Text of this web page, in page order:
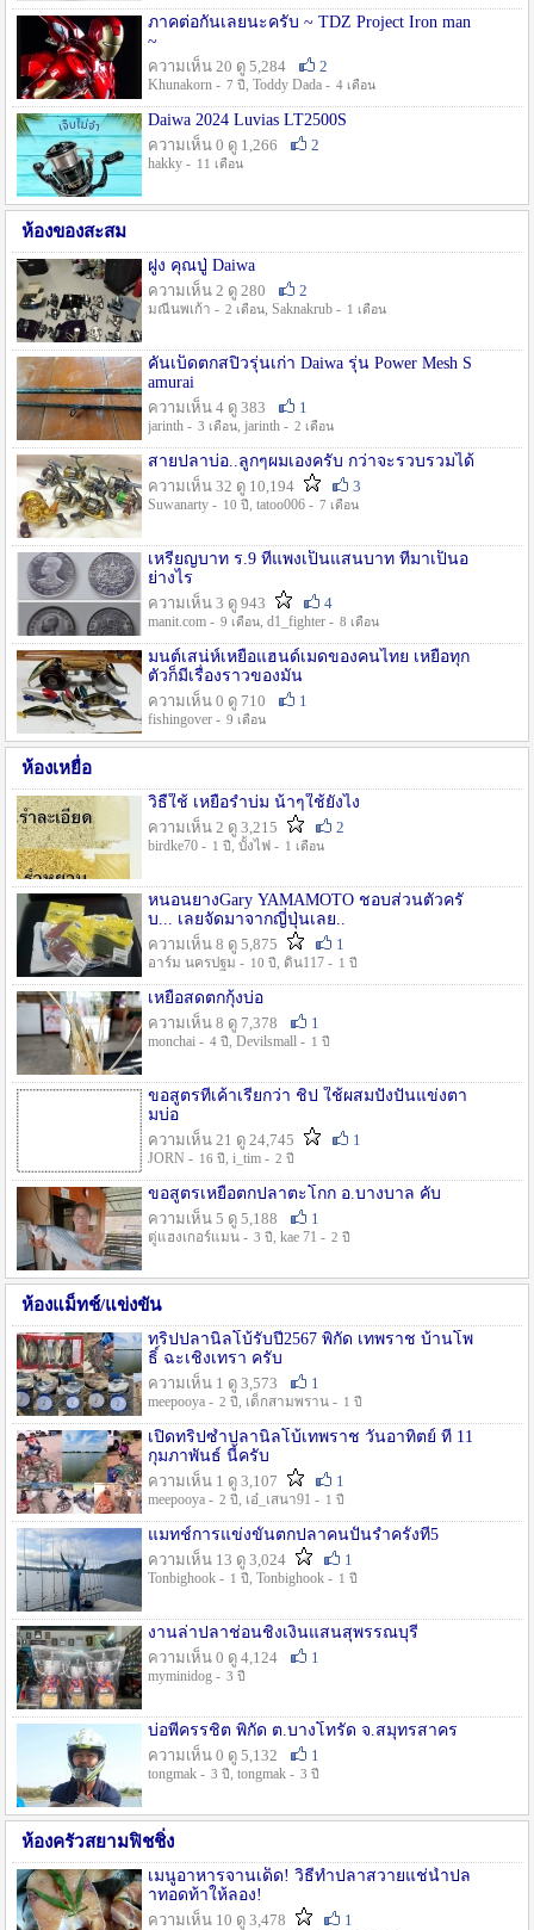
ภาคต่อกันเลยนะครับ ~ TDZ Project Iron man
~
ความเห็น 20 ดู 5,284
2
Khunakorn - 7 ปี , Toddy Dada - 4 เดือน
Daiwa 2024 Luvias LT2500S
ความเห็น 0 ดู 1,266
2
hakky - 11 เดือน
ห้องของสะสม
ฝูง คุณปู่ Daiwa
ความเห็น 2 ดู 280
2
มณีนพเก้า - 2 เดือน, Saknakrub - 1 เดือน
คันเบ็ดตกสปิ๋วรุ่นเก่า Daiwa รุ่น Power Mesh S
amurai
ความเห็น 4 ดู 383
1
jarinth - 3 เดือน, jarinth - 2 เดือน
สายปลาบ่อ..ลูกๆผมเองครับ กว่าจะรวบรวมได้
ความเห็น 32 ดู 10,194
3
Suwanarty - 10 ปี , tatoo006 - 7 เดือน
เหรียญบาท ร.9 ที่แพงเป็นแสนบาท ที่มาเป็นอ
ย่างไร
ความเห็น 3 ดู 943
4
manit.com - 9 เดือน, d1_fighter - 8 เดือน
มนต์เสน่ห์เหยื่อแฮนด์เมดของคนไทย เหยื่อทุก
ตัวก็มีเรื่องราวของมัน
ความเห็น 0 ดู 710
1
fishingover - 9 เดือน
ห้องเหยื่อ
วิธืใช้ เหยื่อรำบ่ม น้าๆใช้ยังไง
ความเห็น 2 ดู 3,215
2
birdke70 - 1 ปี , บั้งไฟ - 1 เดือน
หนอนยางGary YAMAMOTO ชอบส่วนตัวครั
บ... เลยจัดมาจากญี่ปุ่นเลย..
ความเห็น 8 ดู 5,875
1
อาร์ม นครปฐม - 10 ปี , ดิน117 - 1 ปี
เหยื่อสดตกกุ้งบ่อ
ความเห็น 8 ดู 7,378
1
monchai - 4 ปี , Devilsmall - 1 ปี
ขอสูตรที่เค้าเรียกว่า ชิป ใช้ผสมปังปั่นแข่งตา
มบ่อ
ความเห็น 21 ดู 24,745
1
JORN - 16 ปี , i_tim - 2 ปี
ขอสูตรเหยื่อตกปลาตะโกก อ.บางบาล คับ
ความเห็น 5 ดู 5,188
1
ตู่แฮงเกอร์แมน - 3 ปี , kae 71 - 2 ปี
ห้องแม็ทช์/แข่งขัน
ทริปปลานิลโบ้รับปี2567 พิกัด เทพราช บ้านโพ
ธิ์ ฉะเชิงเทรา ครับ
ความเห็น 1 ดู 3,573
1
meepooya - 2 ปี , เด็กสามพราน - 1 ปี
เปิดทริปซ้ำปลานิลโบ้เทพราช วันอาทิตย์ ที่ 11
กุมภาพันธ์ นี้ครับ
ความเห็น 1 ดู 3,107
1
meepooya - 2 ปี , เอ๋_เสนา91 - 1 ปี
แมทช์การแข่งขั้นตกปลาคนปั้นรำครั้งที่5
ความเห็น 13 ดู 3,024
1
Tonbighook - 1 ปี , Tonbighook - 1 ปี
งานล่าปลาช่อนชิงเงินแสนสุพรรณบุรี
ความเห็น 0 ดู 4,124
1
myminidog - 3 ปี
บ่อพี่ครรชิต พิกัด ต.บางโทรัด จ.สมุทรสาคร
ความเห็น 0 ดู 5,132
1
tongmak - 3 ปี , tongmak - 3 ปี
ห้องครัวสยามฟิชชิ่ง
เมนูอาหารจานเด็ด! วิธีทำปลาสวายแช่น้ำปล
าทอดท้าให้ลอง!
ความเห็น 10 ดู 3,478
1